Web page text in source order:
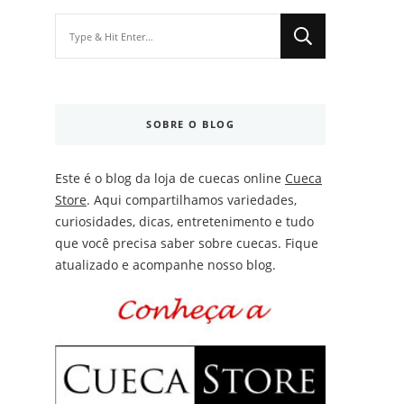
SOBRE O BLOG
Este é o blog da loja de cuecas online Cueca
Store. Aqui compartilhamos variedades,
curiosidades, dicas, entretenimento e tudo
que você precisa saber sobre cuecas. Fique
atualizado e acompanhe nosso blog.